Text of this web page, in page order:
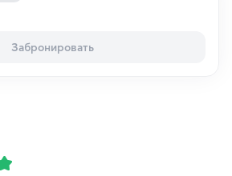
Забронировать